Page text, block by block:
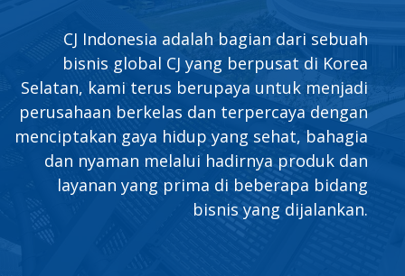
CJ Indonesia adalah bagian dari sebuah
bisnis global CJ yang berpusat di Korea
Selatan, kami terus berupaya untuk menjadi
perusahaan berkelas dan terpercaya dengan
menciptakan gaya hidup yang sehat, bahagia
dan nyaman melalui hadirnya produk dan
layanan yang prima di beberapa bidang
bisnis yang dijalankan.